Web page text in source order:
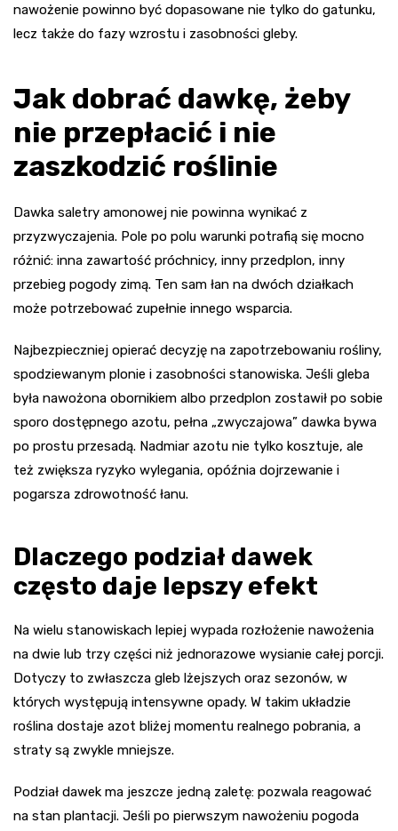
nawożenie powinno być dopasowane nie tylko do gatunku,
lecz także do fazy wzrostu i zasobności gleby.
Jak dobrać dawkę, żeby
nie przepłacić i nie
zaszkodzić roślinie
Dawka saletry amonowej nie powinna wynikać z
przyzwyczajenia. Pole po polu warunki potrafią się mocno
różnić: inna zawartość próchnicy, inny przedplon, inny
przebieg pogody zimą. Ten sam łan na dwóch działkach
może potrzebować zupełnie innego wsparcia.
Najbezpieczniej opierać decyzję na zapotrzebowaniu rośliny,
spodziewanym plonie i zasobności stanowiska. Jeśli gleba
była nawożona obornikiem albo przedplon zostawił po sobie
sporo dostępnego azotu, pełna „zwyczajowa” dawka bywa
po prostu przesadą. Nadmiar azotu nie tylko kosztuje, ale
też zwiększa ryzyko wylegania, opóźnia dojrzewanie i
pogarsza zdrowotność łanu.
Dlaczego podział dawek
często daje lepszy efekt
Na wielu stanowiskach lepiej wypada rozłożenie nawożenia
na dwie lub trzy części niż jednorazowe wysianie całej porcji.
Dotyczy to zwłaszcza gleb lżejszych oraz sezonów, w
których występują intensywne opady. W takim układzie
roślina dostaje azot bliżej momentu realnego pobrania, a
straty są zwykle mniejsze.
Podział dawek ma jeszcze jedną zaletę: pozwala reagować
na stan plantacji. Jeśli po pierwszym nawożeniu pogoda